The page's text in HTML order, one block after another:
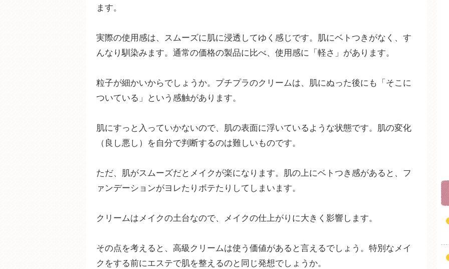
ます。
実際の使用感は、スムーズに肌に浸透してゆく感じです。肌にベトつきがなく、す
んなり馴染みます。通常の価格の製品に比べ、使用感に「軽さ」があります。
粒子が細かいからでしょうか。プチプラのクリームは、肌にぬった後にも「そこに
ついている」という感触があります。
肌にすっと入っていかないので、肌の表面に浮いているような状態です。肌の変化
（良し悪し）を自分で判断するのは難しいものです。
ただ、肌がスムーズだとメイクが楽になります。肌の上にベトつき感があると、フ
ァンデーションがヨレたりボテたりしてしまいます。
クリームはメイクの土台なので、メイクの仕上がりに大きく影響します。
その点を考えると、高級クリームは使う価値があると言えるでしょう。特別なメイ
クをする前にエステで肌を整えるのと同じ発想でしょうか。